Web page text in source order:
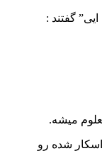
گفتند :
میشه.
اسکار شده رو